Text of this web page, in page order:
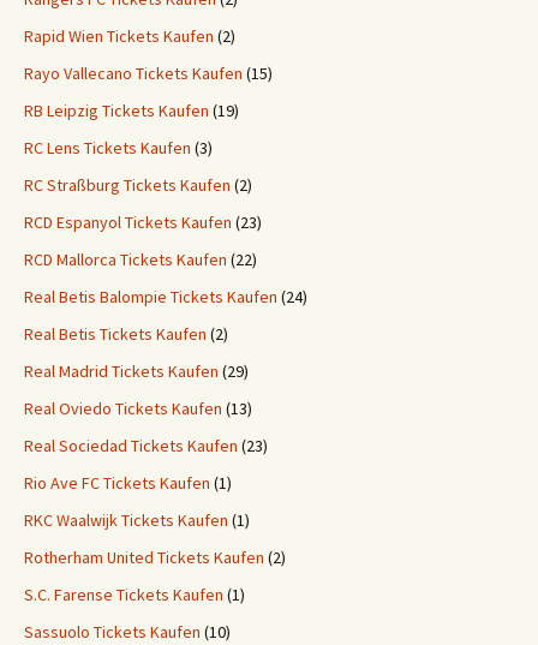
Rapid Wien Tickets Kaufen (2)
Rayo Vallecano Tickets Kaufen (15)
RB Leipzig Tickets Kaufen (19)
RC Lens Tickets Kaufen (3)
RC Straßburg Tickets Kaufen (2)
RCD Espanyol Tickets Kaufen (23)
RCD Mallorca Tickets Kaufen (22)
Real Betis Balompie Tickets Kaufen (24)
Real Betis Tickets Kaufen (2)
Real Madrid Tickets Kaufen (29)
Real Oviedo Tickets Kaufen (13)
Real Sociedad Tickets Kaufen (23)
Rio Ave FC Tickets Kaufen (1)
RKC Waalwijk Tickets Kaufen (1)
Rotherham United Tickets Kaufen (2)
S.C. Farense Tickets Kaufen (1)
Sassuolo Tickets Kaufen (10)